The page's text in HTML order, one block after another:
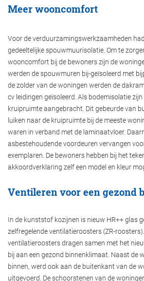
Meer wooncomfort
Voor de verduurzamingswerkzaamheden
gedeeltelijke spouwmuurisolatie. Om te
wooncomfort bij de bewoners zijn de
werden de spouwmuren bij-geïsoleerd met
de zolder van de woningen werden de
cv leidingen geïsoleerd. Als bodemisolatie
kruipruimte aangebracht. Dit gebeurde van
luiken naar de kruipruimte bij de meeste
waren in verband met de laminaatvloer.
asbestehoudende voordeuren vervangen
exemplaren. De bewoners hebben bij het
akkoordverklaring zelf een model en kleur
Ventileren voor een gezond
In de kunststof kozijnen is nieuw HR++ glas
zelfregelende ventilatieroosters (ZR-
ventilatieroosters dragen samen met het
bij aan een gezond binnenklimaat. Naast de
binnen, werd ook aan de buitenkant van de
uitgevoerd. De schoorstenen van de